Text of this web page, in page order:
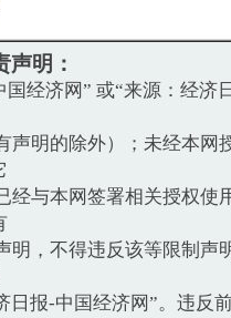
声明：
经济网” 或“来源：经济
明的除外）；未经本网
与本网签署相关授权使
，不得违反该等限制声
报-中国经济网”。违反